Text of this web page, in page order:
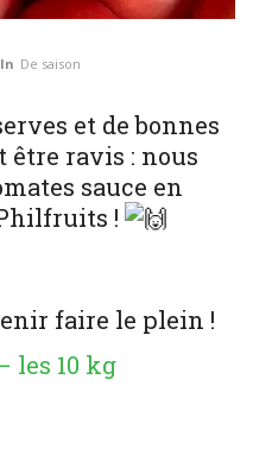
In De saison
et de bonnes
être ravis : nous
sauce en
!
faire le plein !
les 10 kg